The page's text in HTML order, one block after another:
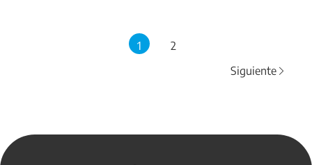
1
2
Siguiente